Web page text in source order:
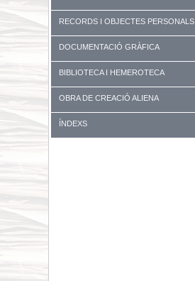
RECORDS I OBJECTES PERSONALS
DOCUMENTACIÓ GRÀFICA
BIBLIOTECA I HEMEROTECA
OBRA DE CREACIÓ ALIENA
ÍNDEXS